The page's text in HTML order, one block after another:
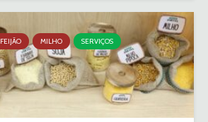
FEIJÃO MILHO
SERVIÇOS